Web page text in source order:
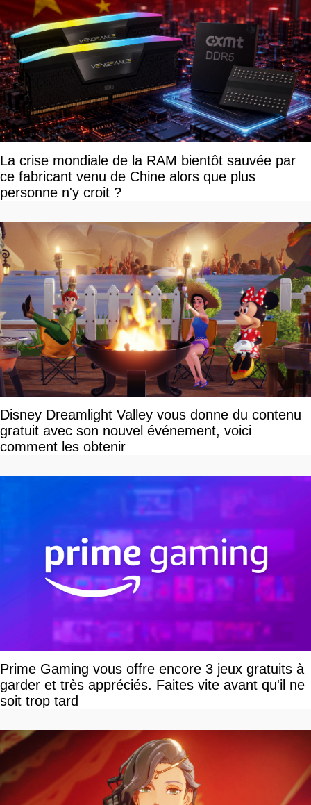
La crise mondiale de la RAM bientôt sauvée par
ce fabricant venu de Chine alors que plus
personne n'y croit ?
Disney Dreamlight Valley vous donne du contenu
gratuit avec son nouvel événement, voici
comment les obtenir
Prime Gaming vous offre encore 3 jeux gratuits à
garder et très appréciés. Faites vite avant qu'il ne
soit trop tard